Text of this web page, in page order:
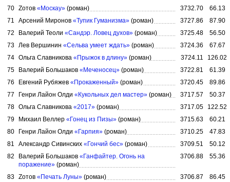
70 Zотов «Москау» (роман) 3732.70
66.13
71
Арсений Миронов «Тупик Гуманизма» (роман) 3727.86
87.90
72
Валерий Теоли «Сандэр. Ловец духов» (роман) 3725.48
56.50
73
Лев Вершинин «Сельва умеет ждать» (роман) 3724.36
67.67
74 Ольга Славникова «Прыжок в длину» (роман) 3724.11
126.02
75
Валерий Большаков «Меченосец» (роман) 3722.81
61.39
76
Евгений Рубяжев «Прокаженный» (роман) 3720.45
89.86
77
Генри Лайон Олди «Кукольных дел мастер» (роман) 3717.57
50.37
78 Ольга Славникова «2017» (роман) 3717.05
122.52
79
Михаил Веллер «Гонец из Пизы» (роман) 3715.63
60.21
80
Генри Лайон Олди «Гарпия» (роман) 3710.25
47.83
81
Александр Сивинских «Гончий бес» (роман) 3709.51
50.12
82
Валерий Большаков «Ганфайтер. Огонь на
поражение» (роман)
3706.88 55.36
83 Zотов «Печать Луны» (роман) 3706.87
86.45